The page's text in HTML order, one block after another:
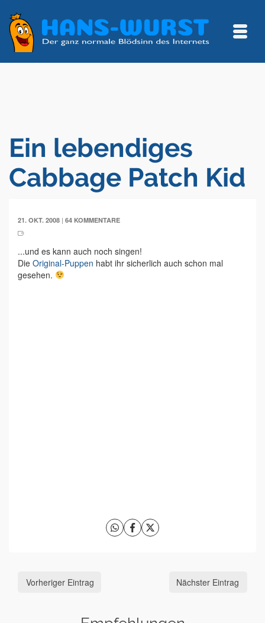
Ein lebendiges
Cabbage Patch Kid
21. OKT. 2008 | 64 KOMMENTARE
...und es kann auch noch singen!
Die Original-Puppen habt ihr sicherlich auch schon mal
gesehen.
Vorheriger Eintrag Nächster Eintrag